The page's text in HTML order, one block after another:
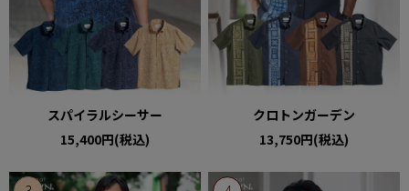
スパイラルシーサー
15,400円(税込)
クロトンガーデン
13,750円(税込)